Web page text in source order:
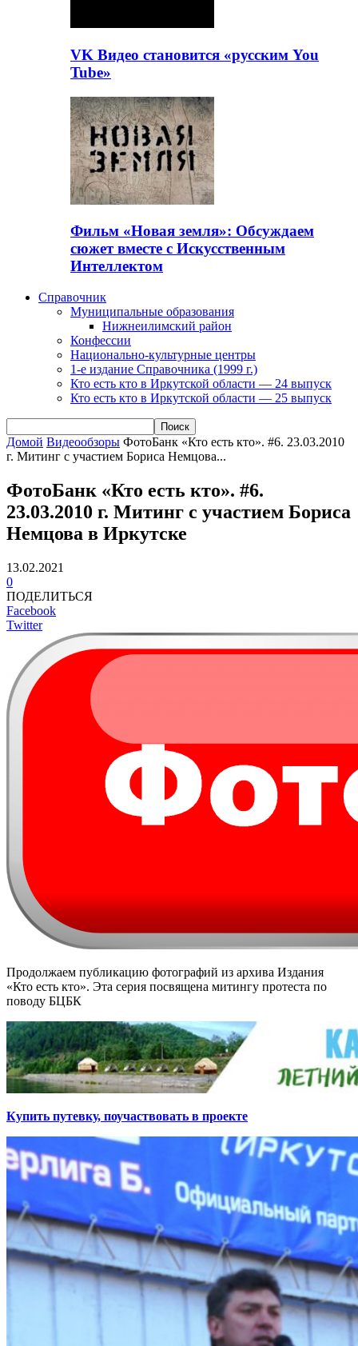
VK Видео становится «русским You
Tube»
Фильм «Новая земля»: Обсуждаем
сюжет вместе с Искусственным
Интеллектом
Справочник
Муниципальные образования
Нижнеилимский район
Конфессии
Национально-культурные центры
1-е издание Справочника (1999 г.)
Кто есть кто в Иркутской области — 24 выпуск
Кто есть кто в Иркутской области — 25 выпуск
Домой Видеообзоры ФотоБанк «Кто есть кто». #6. 23.03.2010
г. Митинг с участием Бориса Немцова...
ФотоБанк «Кто есть кто». #6.
23.03.2010 г. Митинг с участием Бориса
Немцова в Иркутске
13.02.2021
0
ПОДЕЛИТЬСЯ
Facebook
Twitter
Продолжаем публикацию фотографий из архива Издания
«Кто есть кто». Эта серия посвящена митингу протеста по
поводу БЦБК
Купить путевку, поучаствовать в проекте